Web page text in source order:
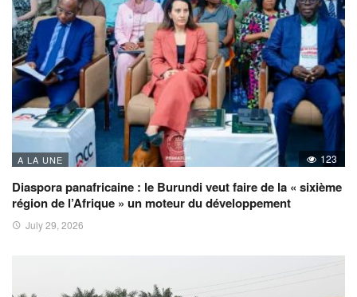
A LA UNE 123
Diaspora panafricaine : le Burundi veut faire de la « sixième
région de l’Afrique » un moteur du développement
July 29, 2026